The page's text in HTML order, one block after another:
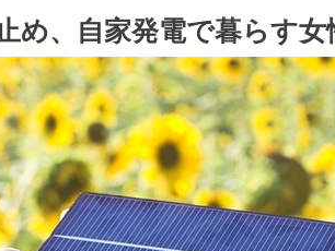
め、自家発電で暮らす女